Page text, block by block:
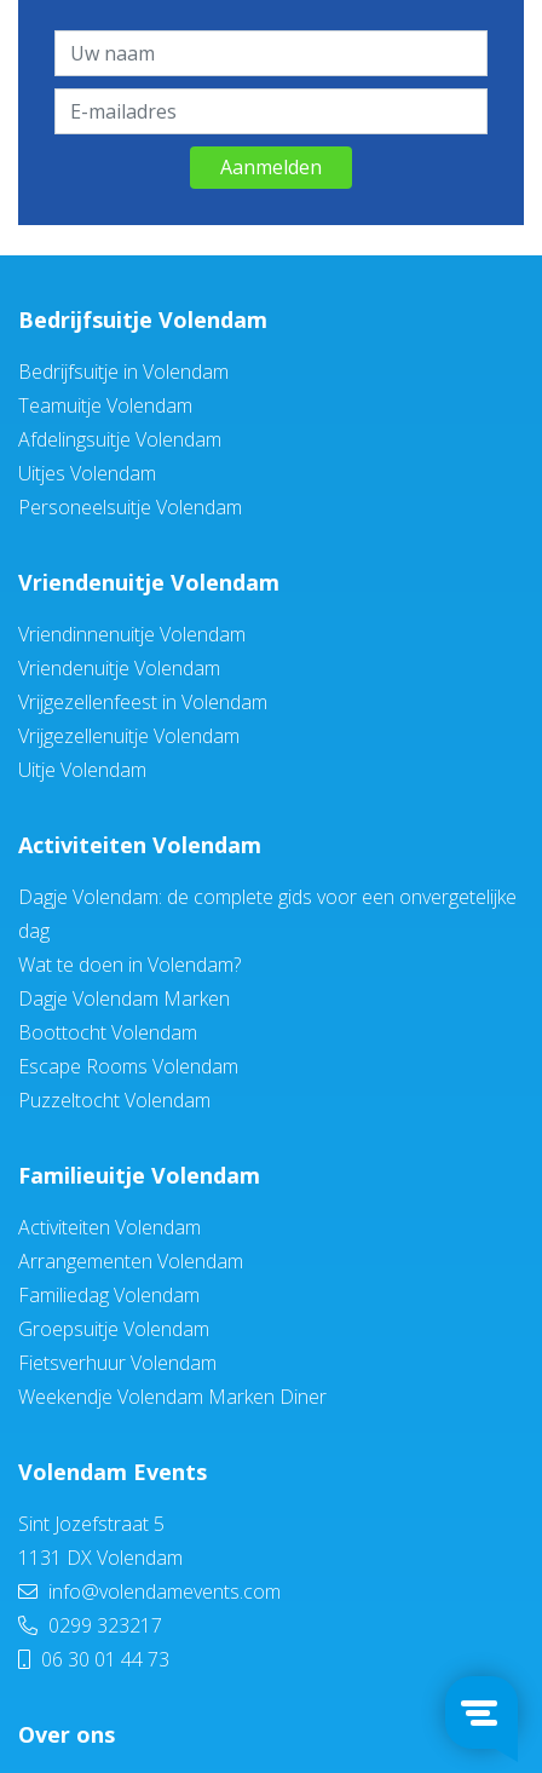
Aanmelden
Bedrijfsuitje Volendam
Bedrijfsuitje in Volendam
Teamuitje Volendam
Afdelingsuitje Volendam
Uitjes Volendam
Personeelsuitje Volendam
Vriendenuitje Volendam
Vriendinnenuitje Volendam
Vriendenuitje Volendam
Vrijgezellenfeest in Volendam
Vrijgezellenuitje Volendam
Uitje Volendam
Activiteiten Volendam
Dagje Volendam: de complete gids voor een onvergetelijke
dag
Wat te doen in Volendam?
Dagje Volendam Marken
Boottocht Volendam
Escape Rooms Volendam
Puzzeltocht Volendam
Familieuitje Volendam
Activiteiten Volendam
Arrangementen Volendam
Familiedag Volendam
Groepsuitje Volendam
Fietsverhuur Volendam
Weekendje Volendam Marken Diner
Volendam Events
Sint Jozefstraat 5
1131 DX Volendam
info@volendamevents.com
0299 323217
06 30 01 44 73
Over ons